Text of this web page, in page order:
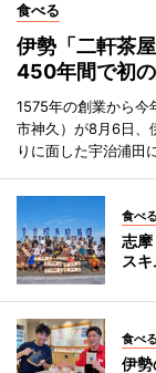
食べる
伊勢「二軒茶
450年間で初
1575年の創業から今
市神久）が8月6日、
りに面した宇治浦田
食べる
志
ス
食べる
伊勢